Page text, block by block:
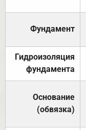
Фундамент
Гидроизоляция
фундамента
Основание
(обвязка)